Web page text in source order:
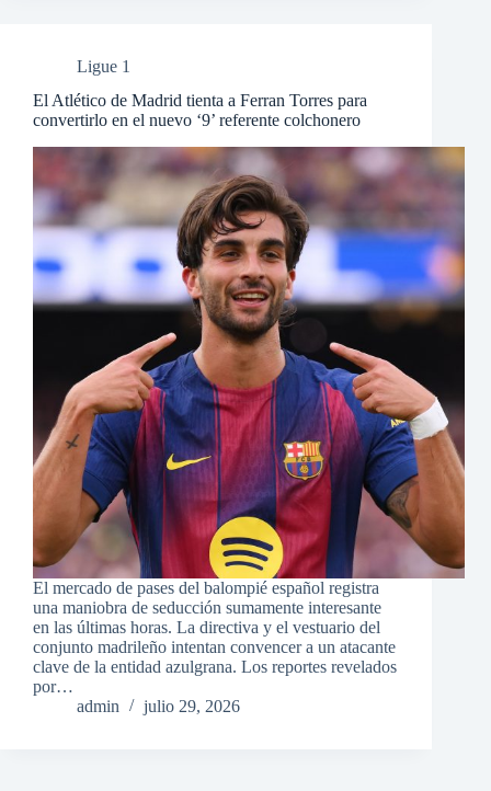
Ligue 1
El Atlético de Madrid tienta a Ferran Torres para
convertirlo en el nuevo ‘9’ referente colchonero
El mercado de pases del balompié español registra
una maniobra de seducción sumamente interesante
en las últimas horas. La directiva y el vestuario del
conjunto madrileño intentan convencer a un atacante
clave de la entidad azulgrana. Los reportes revelados
por…
admin
julio 29, 2026